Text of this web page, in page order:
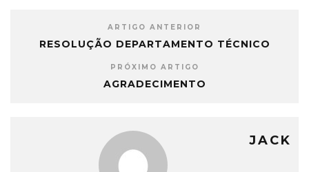
ARTIGO ANTERIOR
RESOLUÇÃO DEPARTAMENTO TÉCNICO
PRÓXIMO ARTIGO
AGRADECIMENTO
JACK